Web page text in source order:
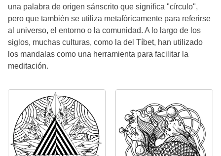
una palabra de origen sánscrito que significa "círculo",
pero que también se utiliza metafóricamente para referirse
al universo, el entorno o la comunidad. A lo largo de los
siglos, muchas culturas, como la del Tíbet, han utilizado
los mandalas como una herramienta para facilitar la
meditación.